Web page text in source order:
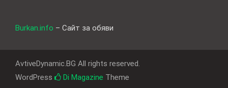
Burkan.info – Сайт за обяви
AvtiveDynamic.BG All rights reserved.
WordPress
Di Magazine Theme